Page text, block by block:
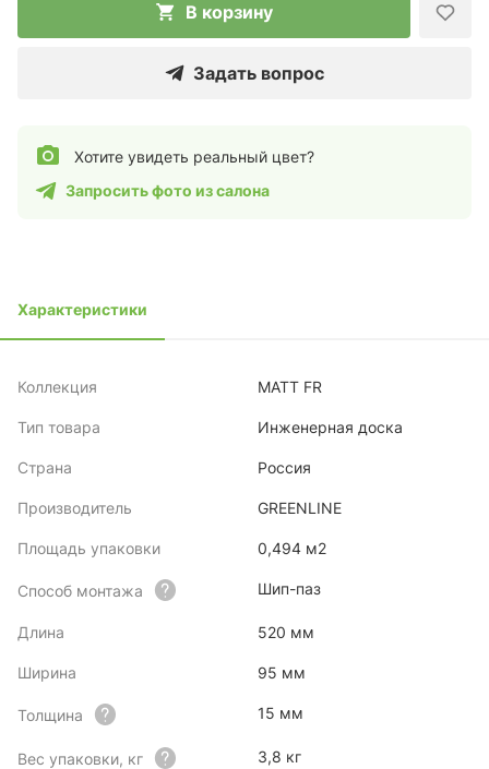
В корзину
Задать вопрос
Хотите увидеть реальный цвет?
Запросить фото из салона
Характеристики
Коллекция MATT FR
Тип товара Инженерная доска
Страна Россия
Производитель GREENLINE
Площадь упаковки 0,494 м2
Способ монтажа Шип-паз
Длина 520 мм
Ширина 95 мм
Толщина 15 мм
Вес упаковки, кг 3,8 кг